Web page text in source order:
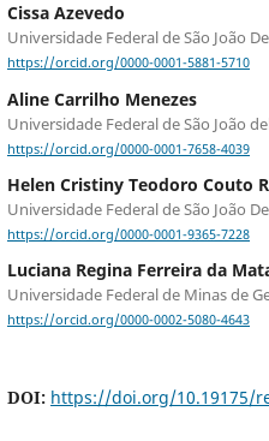
Cissa Azevedo
Universidade Federal de São João
https://orcid.org/0000-0001-5881-5710
Aline Carrilho Menezes
Universidade Federal de São João
https://orcid.org/0000-0001-7658-4039
Helen Cristiny Teodoro Couto
Universidade Federal de São João
https://orcid.org/0000-0001-9365-7228
Luciana Regina Ferreira da
Universidade Federal de Minas de
https://orcid.org/0000-0002-5080-4643
DOI: https://doi.org/10.19175/